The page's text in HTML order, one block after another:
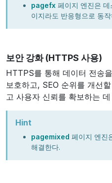
pagefx 페이지 엔진은
이지라도 반응형으로 동
보안 강화 (HTTPS 사용)
HTTPS를 통해 데이터 전송
보호하고, SEO 순위를 개선
고 사용자 신뢰를 확보하는
Hint
pagemixed 페이지 엔진
해결한다.